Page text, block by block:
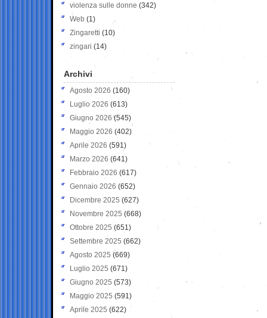
violenza sulle donne (342)
Web (1)
Zingaretti (10)
zingari (14)
Archivi
Agosto 2026 (160)
Luglio 2026 (613)
Giugno 2026 (545)
Maggio 2026 (402)
Aprile 2026 (591)
Marzo 2026 (641)
Febbraio 2026 (617)
Gennaio 2026 (652)
Dicembre 2025 (627)
Novembre 2025 (668)
Ottobre 2025 (651)
Settembre 2025 (662)
Agosto 2025 (669)
Luglio 2025 (671)
Giugno 2025 (573)
Maggio 2025 (591)
Aprile 2025 (622)